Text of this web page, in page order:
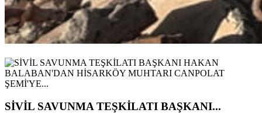
SİVİL SAVUNMA TEŞKİLATI BAŞKANI...